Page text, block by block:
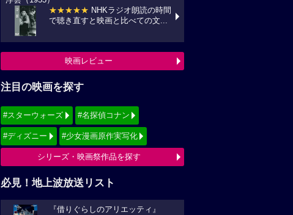
★★★★★ NHKラジオ朗読の時間
で聴き直すと映画と比べての文...
映画レビュー
注目の映画を探す
#スターウォーズ #名探偵コナン
#ディズニー #少女漫画原作実写化
シリーズ・映画祭作品を探す
必見！地上波放送リスト
『借りぐらしのアリエッティ』